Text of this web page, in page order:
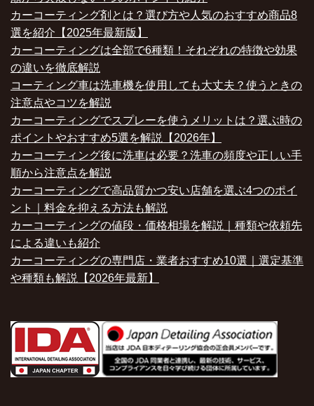
カーコーティング剤とは？選び方や人気のおすすめ商品8
選を紹介【2025年最新版】
カーコーティングは全部で6種類！それぞれの特徴や効果
の違いを徹底解説
コーティング車は洗車機を使用しても大丈夫？使うときの
注意点やコツを解説
カーコーティングでスプレーを使うメリットは？選ぶ時の
ポイントやおすすめ5選を解説【2026年】
カーコーティング後に洗車は必要？洗車の頻度や正しい手
順から注意点を解説
カーコーティングで高品質かつ安い店舗を選ぶ4つのポイ
ント｜料金を抑える方法も解説
カーコーティングの値段・価格相場を解説｜種類や依頼先
による違いも紹介
カーコーティングの専門店・業者おすすめ10選｜選定基準
や種類も解説【2026年最新】